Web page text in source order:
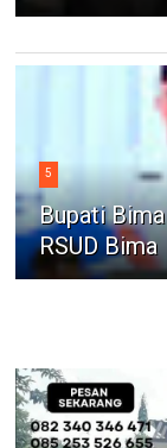
5
Bupati
RSUD Bima